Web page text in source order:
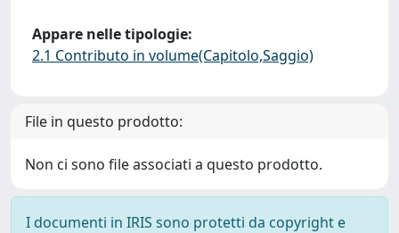
Appare nelle tipologie:
2.1 Contributo in volume(Capitolo,Saggio)
File in questo prodotto:
Non ci sono file associati a questo prodotto.
I documenti in IRIS sono protetti da copyright e